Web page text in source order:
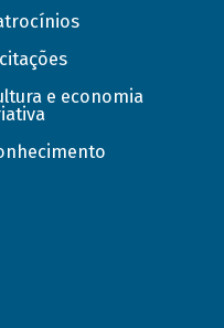
e economia